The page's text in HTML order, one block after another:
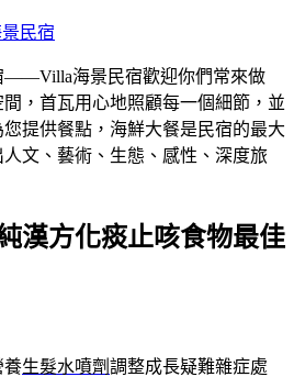
民宿
——Villa海景民宿歡迎你們常來做
，首瓦用心地照顧每一個細節，並
提供餐點，海鮮大餐是民宿的最大
文、藝術、生態、感性、深度旅
漢方化痰止咳食物最佳
養生髮水噴劑調整成長疑難雜症處